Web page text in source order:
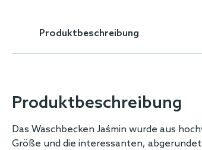
beginningProduktbeschreibung
Produktbeschreibung
Das Waschbecken Jaśmin wurde aus
Größe und die interessanten,